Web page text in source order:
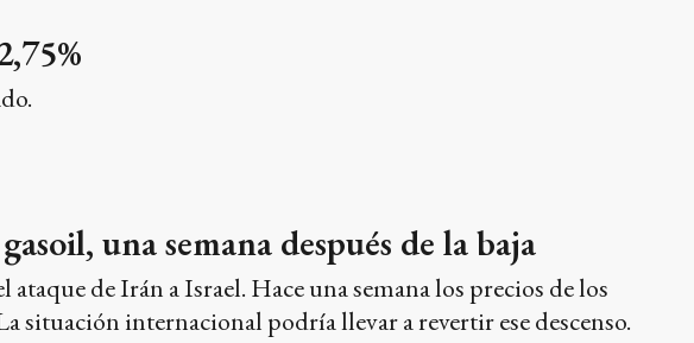
una semana después de la baja
de Irán a Israel. Hace una semana los precios de los
situación internacional podría llevar a revertir ese descenso.